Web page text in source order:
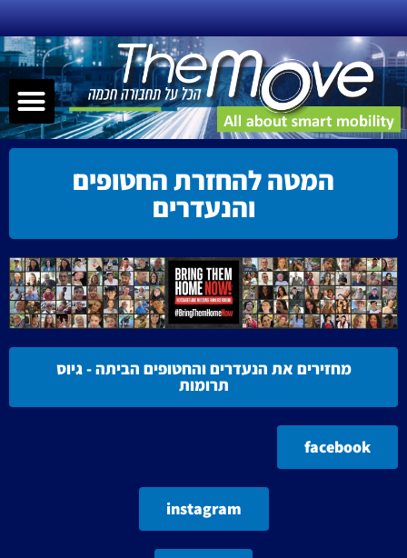
דילוג
לתוכן
המטה להחזרת החטופים
והנעדרים
מחזירים את הנעדרים והחטופים הביתה - גיוס
תרומות
facebook
instagram